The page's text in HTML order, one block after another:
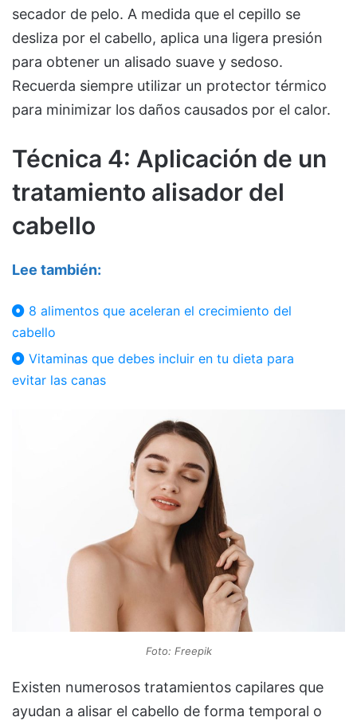
secador de pelo. A medida que el cepillo se
desliza por el cabello, aplica una ligera presión
para obtener un alisado suave y sedoso.
Recuerda siempre utilizar un protector térmico
para minimizar los daños causados por el calor.
Técnica 4: Aplicación de un
tratamiento alisador del
cabello
Lee también:
8 alimentos que aceleran el crecimiento del
cabello
Vitaminas que debes incluir en tu dieta para
evitar las canas
Foto: Freepik
Existen numerosos tratamientos capilares que
ayudan a alisar el cabello de forma temporal o